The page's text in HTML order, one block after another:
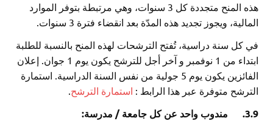
هذه المنح متجددة كل 3 سنوات، وهي مرتبطة بتوفر الموارد
المالية، ويجوز تجديد هذه المدّة بعد انقضاء فترة 3 سنوات.
في كل سنة دراسية، تُفتح الترشحات لهذه المنح بالنسبة للطلبة
ابتداء من 1 نوفمبر و آخر أجل للترشح يكون يوم 1 جوان. إعلان
الفائزين يكون يوم 5 جولية من نفس السنة الدراسية. استمارة
الترشح متوفرة عبر هذا الرابط : استمارة الترشح.
3.9. مندوب واحد عن كل جامعة / مدرسة: